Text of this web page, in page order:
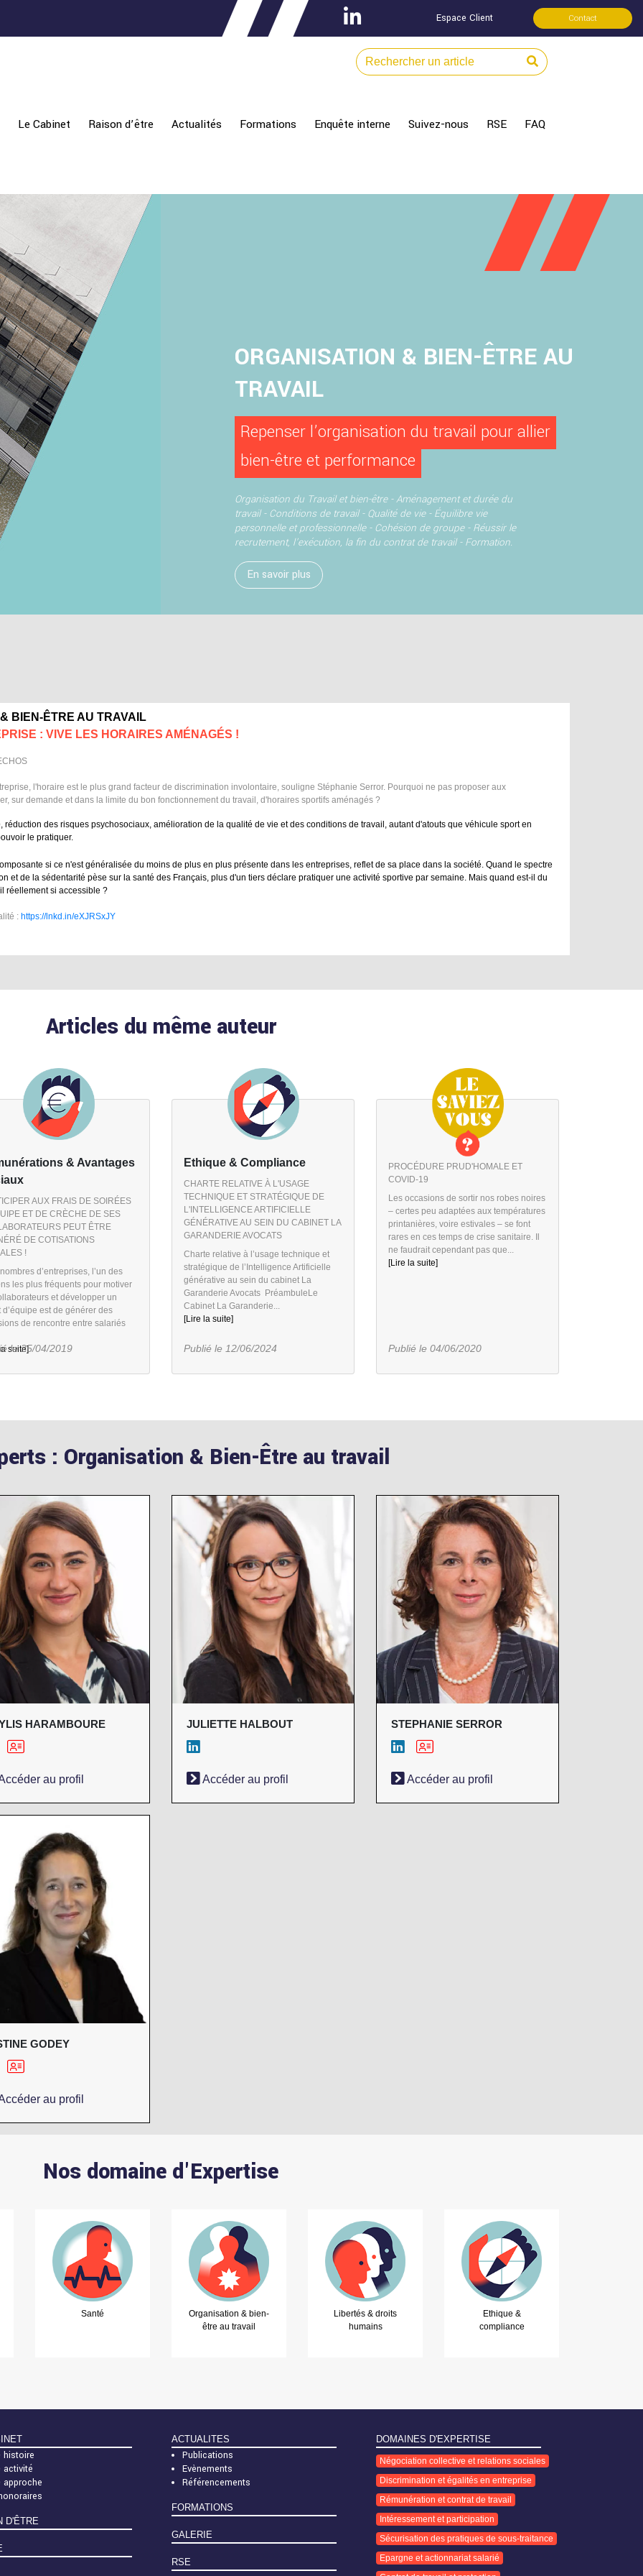
Espace Client Contact
Le Cabinet Raison d’être Actualités Formations Enquête interne Suivez-nous RSE FAQ
ORGANISATION & BIEN-ÊTRE AU
TRAVAIL
Repenser l’organisation du travail pour allier
bien-être et performance
Organisation du Travail et bien-être -Aménagement et durée du
travail - Conditions de travail - Qualité de vie - Équilibre vie
personnelle et professionnelle - Cohésion de groupe - Réussir le
recrutement, l’exécution, la fin du contrat de travail - Formation.
En savoir plus
BIEN-ÊTRE AU TRAVAIL
: VIVE LES HORAIRES AMÉNAGÉS !
l'horaire est le plus grand facteur de discrimination involontaire, souligne Stéphanie Serror. Pourquoi ne pas proposer aux
sur demande et dans la limite du bon fonctionnement du travail, d'horaires sportifs aménagés ?
réduction des risques psychosociaux, amélioration de la qualité de vie et des conditions de travail, autant d'atouts que véhicule sport en
le pratiquer.
si ce n'est généralisée du moins de plus en plus présente dans les entreprises, reflet de sa place dans la société. Quand le spectre
et de la sédentarité pèse sur la santé des Français, plus d'un tiers déclare pratiquer une activité sportive par semaine. Mais quand est-il du
réellement si accessible ?
: https://lnkd.in/eXJRSxJY
Articles du même auteur
& Avantages
AUX FRAIS DE SOIRÉES
ET DE CRÈCHE DE SES
PEUT ÊTRE
DE COTISATIONS
!
d’entreprises, l’un des
les plus fréquents pour motiver
et développer un
d’équipe est de générer des
de rencontre entre salariés
suite]
le 25/04/2019
Ethique & Compliance
CHARTE RELATIVE À L'USAGE
TECHNIQUE ET STRATÉGIQUE DE
L'INTELLIGENCE ARTIFICIELLE
GÉNÉRATIVE AU SEIN DU CABINET LA
GARANDERIE AVOCATS
Charte relative à l’usage technique et
stratégique de l’Intelligence Artificielle
générative au sein du cabinet La
Garanderie Avocats PréambuleLe
Cabinet La Garanderie...
[Lire la suite]
Publié le 12/06/2024
PROCÉDURE PRUD'HOMALE ET
COVID-19
Les occasions de sortir nos robes noires
– certes peu adaptées aux températures
printanières, voire estivales – se font
rares en ces temps de crise sanitaire. Il
ne faudrait cependant pas que...
[Lire la suite]
Publié le 04/06/2020
: Organisation & Bien-Être au travail
HARAMBOURE
au profil
JULIETTE HALBOUT
Accéder au profil
STEPHANIE SERROR
Accéder au profil
GODEY
au profil
Nos domaine d'Expertise
Santé
Organisation & bien-
être au travail
Libertés & droits
humains
Ethique &
compliance
histoire
activité
approche
D'ÊTRE
ACTUALITES
Publications
Evènements
Référencements
FORMATIONS
GALERIE
RSE
DOMAINES D'EXPERTISE
Négociation collective et relations sociales
Discrimination et égalités en entreprise
Rémunération et contrat de travail
Intéressement et participation
Sécurisation des pratiques de sous-traitance
Epargne et actionnariat salarié